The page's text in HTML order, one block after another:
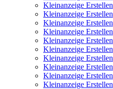
Kleinanzeige Erstellen
Kleinanzeige Erstellen
Kleinanzeige Erstellen
Kleinanzeige Erstellen
Kleinanzeige Erstellen
Kleinanzeige Erstellen
Kleinanzeige Erstellen
Kleinanzeige Erstellen
Kleinanzeige Erstellen
Kleinanzeige Erstellen